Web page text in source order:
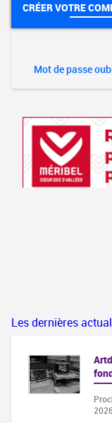
CRÉER VOTRE
Mot de passe
Les dernières